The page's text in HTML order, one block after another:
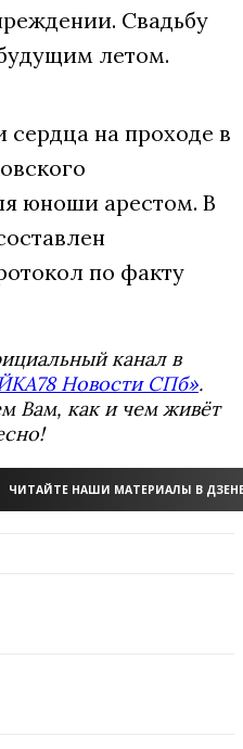
Свадьбу
летом.
на проходе в
юноши арестом. В
по факту
канал в
Новости СПб».
Вам, как и чем живёт
ЧИТАЙТЕ НАШИ МАТЕРИАЛЫ В